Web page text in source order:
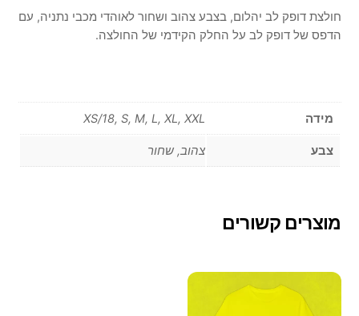
חולצת דופק לב יהלום, בצבע צהוב ושחור לאוהדי מכבי נתניה, עם
הדפס של דופק לב על החלק הקידמי של החולצה.
מידה XS/18, S, M, L, XL, XXL
צבע צהוב, שחור
מוצרים קשורים